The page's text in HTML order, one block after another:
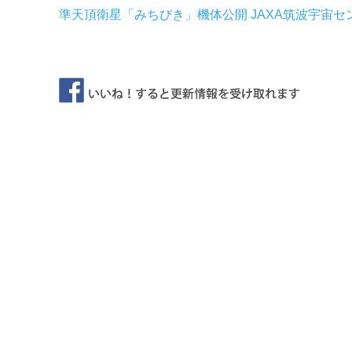
準天頂衛星「みちびき」機体公開 JAXA筑波宇宙セ